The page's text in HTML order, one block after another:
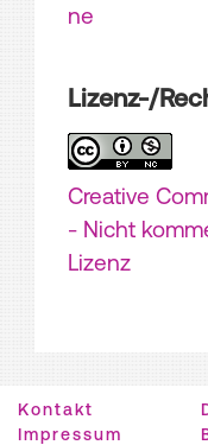
ne
Lizenz-/
Creative
- Nicht
Lizenz
Kontakt
Impressum